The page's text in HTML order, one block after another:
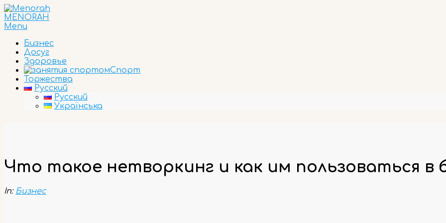
Skip
to
content
MENORAH
Primary
Menu
Menu
Бизнес
Досуг
Здоровье
Спорт
Торжества
Русский
Русский
Українська
Что такое нетворкинг и как им пользоваться в
In: Бизнес